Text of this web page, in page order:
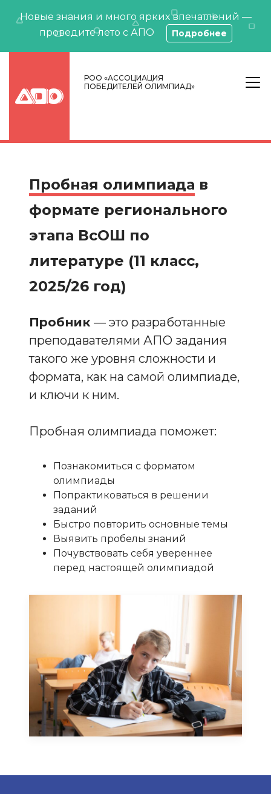
Новые знания и много ярких впечатлений —
проведите лето с АПО
Подробнее
РОО «АССОЦИАЦИЯ
ПОБЕДИТЕЛЕЙ ОЛИМПИАД»
Пробная олимпиада в
формате регионального
этапа ВсОШ по
литературе (11 класс,
2025/26 год)
Пробник — это разработанные
преподавателями АПО задания
такого же уровня сложности и
формата, как на самой олимпиаде,
и ключи к ним.
Пробная олимпиада поможет:
Познакомиться с форматом
олимпиады
Попрактиковаться в решении
заданий
Быстро повторить основные темы
Выявить пробелы знаний
Почувствовать себя увереннее
перед настоящей олимпиадой